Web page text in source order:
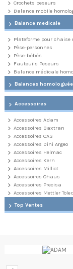
Crochets peseurs
Balance mobile
Balance medicale
Plateforme pour chaise
Pèse-personnes
Pèse-bébés
Fauteuils Peseurs
Balance médicale
Balances
Accessoires
Accessoires Adam
Accessoires Baxtran
Accessoires CAS
Accessoires Dini Argeo
Accessoires Helmac
Accessoires Kern
Accessoires Milliot
Accessoires Ohaus
Accessoires Precisa
Accessoires Mettler
Top Ventes